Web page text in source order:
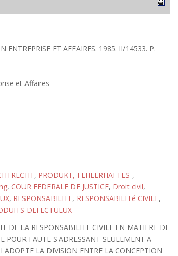
ENTREPRISE ET AFFAIRES. 1985. II/14533. P.
et Affaires
, PRODUKT, FEHLERHAFTES-,
, COUR FEDERALE DE JUSTICE, Droit civil,
, RESPONSABILITE, RESPONSABILITé CIVILE,
DEFECTUEUX
DE LA RESPONSABILITE CIVILE EN MATIERE DE
POUR FAUTE S'ADRESSANT SEULEMENT A
LA DIVISION ENTRE LA CONCEPTION